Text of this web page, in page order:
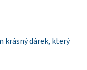
krásný dárek, který